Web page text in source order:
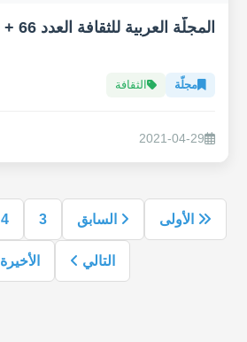
المجلّة العربية للثقافة العدد 66 + 5 ملاحق
مجلّة الثقافة
2021-04-29
الأولى السابق 3
4
التالي الأخيرة